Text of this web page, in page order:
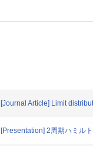
[Journal Article] Limit
[Presentation] 2周期ハミル